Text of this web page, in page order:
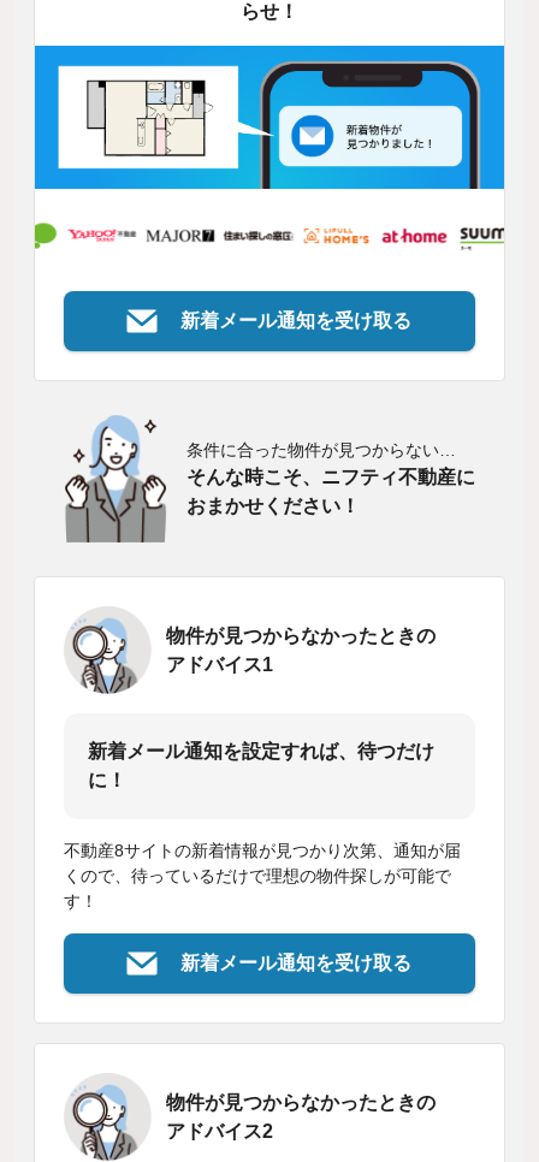
らせ！
新着メール通知を受け取る
条件に合った物件が見つからない…
そんな時こそ、ニフティ不動産に
おまかせください！
物件が見つからなかったときの
アドバイス1
新着メール通知を設定すれば、待つだけ
に！
不動産8サイトの新着情報が見つかり次第、通知が届
くので、待っているだけで理想の物件探しが可能で
す！
新着メール通知を受け取る
物件が見つからなかったときの
アドバイス2